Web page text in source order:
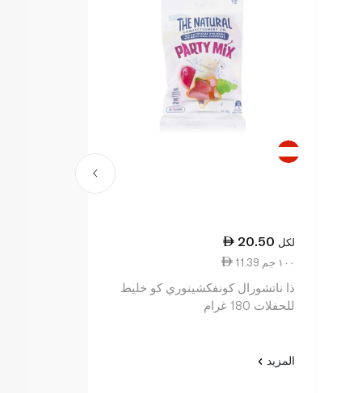
20.50 لكل
11.39 ١٠٠ جم
ذا ناتشورال كونفكشينوري كو خليط
للحفلات 180 غرام
المزيد